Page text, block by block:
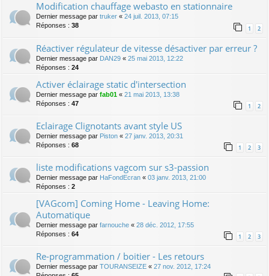
Modification chauffage webasto en stationnaire
Dernier message par truker « 24 juil. 2013, 07:15
Réponses : 38 1 2
Réactiver régulateur de vitesse désactiver par erreur ?
Dernier message par DAN29 « 25 mai 2013, 12:22
Réponses : 24
Activer éclairage static d'intersection
Dernier message par fab01 « 21 mai 2013, 13:38
Réponses : 47 1 2
Eclairage Clignotants avant style US
Dernier message par Piston « 27 janv. 2013, 20:31
Réponses : 68 1 2 3
liste modifications vagcom sur s3-passion
Dernier message par HaFondEcran « 03 janv. 2013, 21:00
Réponses : 2
[VAGcom] Coming Home - Leaving Home:
Automatique
Dernier message par farnouche « 28 déc. 2012, 17:55
Réponses : 64 1 2 3
Re-programmation / boitier - Les retours
Dernier message par TOURANSEIZE « 27 nov. 2012, 17:24